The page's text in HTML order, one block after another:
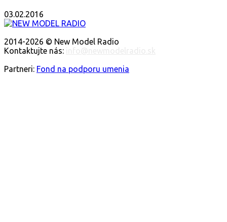
03.02.2016
2014-2026 © New Model Radio
Kontaktujte nás:
Partneri: Fond na podporu umenia